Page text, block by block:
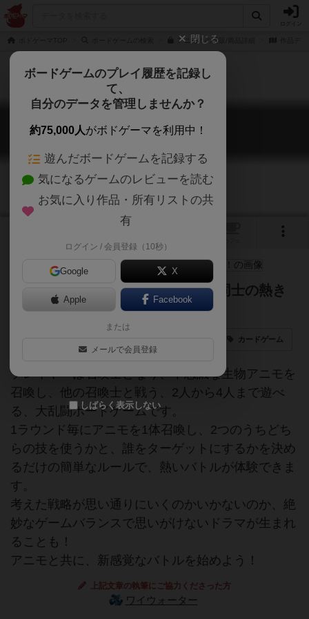
アニモ！の通販/商品詳細
アニモ！
ANIMO!
不思議な生物アニモを召喚する者同士の熱き
戦い！
カードゲーム
プレイヤーは召喚士となり、不思議な生物アニモを
召喚し、他の召喚士と戦う、2人から4人まで遊べ
る、大乱闘ボードゲームです。
1ラウンド毎にアニモを1体召喚し、2つのうちどち
らの技を使うかと、誰をターゲットにするかを決め
るだけの簡単なルールで、熱いバトルが体験できま
す。
考えた戦略が思い通りにいくのかいかないのか、絶
妙なゲームバランスで思いがけないドラマが生まれ
ることも！
アニモと共に、新感覚なバトルを始めよう！
上記文章の執筆にご協力くださった方
ワイウォーター
閉じる
ボードゲームのプレイ履歴を記録し
て、
自分のデータを管理しませんか？
約75,000人がボドゲーマを利用中！
遊んだボードゲームを記録する
気になるゲームのレビューを読む
お気に入り作品・所有リストの共
有
ログイン / 会員登録（10秒）
Google X
Apple Facebook
または
メールで会員登録
しばらく表示しない